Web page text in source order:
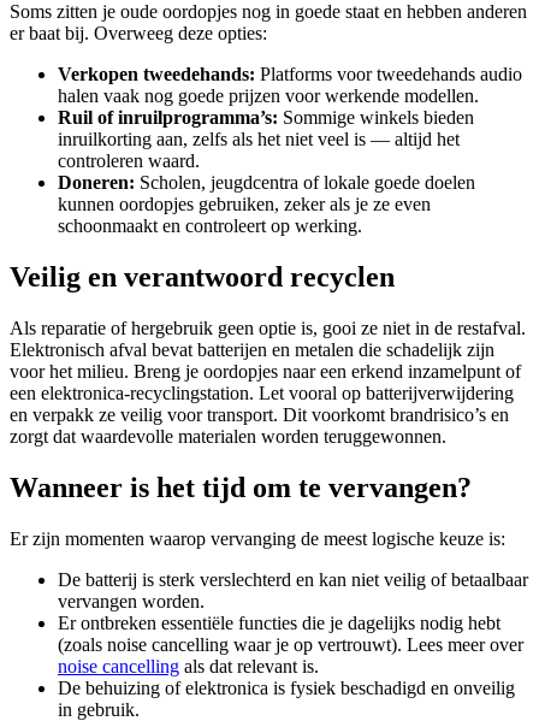
Soms zitten je oude oordopjes nog in goede staat en hebben anderen
er baat bij. Overweeg deze opties:
Verkopen tweedehands: Platforms voor tweedehands audio
halen vaak nog goede prijzen voor werkende modellen.
Ruil of inruilprogramma’s: Sommige winkels bieden
inruilkorting aan, zelfs als het niet veel is — altijd het
controleren waard.
Doneren: Scholen, jeugdcentra of lokale goede doelen
kunnen oordopjes gebruiken, zeker als je ze even
schoonmaakt en controleert op werking.
Veilig en verantwoord recyclen
Als reparatie of hergebruik geen optie is, gooi ze niet in de restafval.
Elektronisch afval bevat batterijen en metalen die schadelijk zijn
voor het milieu. Breng je oordopjes naar een erkend inzamelpunt of
een elektronica‑recyclingstation. Let vooral op batterijverwijdering
en verpakk ze veilig voor transport. Dit voorkomt brandrisico’s en
zorgt dat waardevolle materialen worden teruggewonnen.
Wanneer is het tijd om te vervangen?
Er zijn momenten waarop vervanging de meest logische keuze is:
De batterij is sterk verslechterd en kan niet veilig of betaalbaar
vervangen worden.
Er ontbreken essentiële functies die je dagelijks nodig hebt
(zoals noise cancelling waar je op vertrouwt). Lees meer over
noise cancelling als dat relevant is.
De behuizing of elektronica is fysiek beschadigd en onveilig
in gebruik.